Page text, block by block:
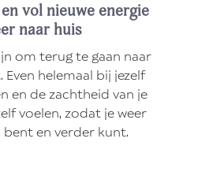
vol nieuwe energie
naar huis
om terug te gaan naar
helemaal bij jezelf
en de zachtheid van je
voelen, zodat je weer
bent en verder kunt.